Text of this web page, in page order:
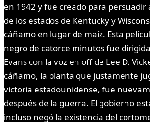
en 1942 y fue creado para persuadir
de los estados de Kentucky y
cáñamo en lugar de maíz. Esta
negro de catorce minutos fue
Evans con la voz en off de Lee D.
cáñamo, la planta que justamente
victoria estadounidense, fue
después de la guerra. El gobierno
incluso negó la existencia del